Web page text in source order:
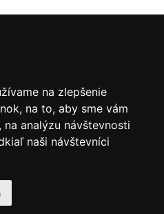
na zlepšenie
na to, aby sme vám
analýzu návštevnosti
naši návštevníci